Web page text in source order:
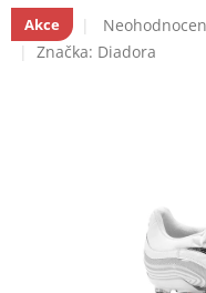
Akce
Průměrné
hodnocení
Značka: Diadora